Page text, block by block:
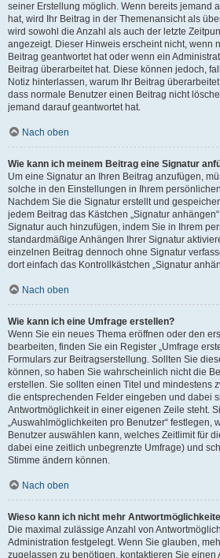
seiner Erstellung möglich. Wenn bereits jemand
hat, wird Ihr Beitrag in der Themenansicht als
wird sowohl die Anzahl als auch der letzte
angezeigt. Dieser Hinweis erscheint nicht, wenn
Beitrag geantwortet hat oder wenn ein
Beitrag überarbeitet hat. Diese können jedoch,
Notiz hinterlassen, warum Ihr Beitrag
dass normale Benutzer einen Beitrag nicht
jemand darauf geantwortet hat.
Nach oben
Wie kann ich meinem Beitrag eine Signatur
Um eine Signatur an Ihren Beitrag anzufügen,
solche in den Einstellungen in Ihrem
Nachdem Sie die Signatur erstellt und
jedem Beitrag das Kästchen „Signatur
Signatur auch hinzufügen, indem Sie in Ihrem
standardmäßige Anhängen Ihrer Signatur
einzelnen Beitrag dennoch ohne Signatur
dort einfach das Kontrollkästchen „Signatur
Nach oben
Wie kann ich eine Umfrage erstellen?
Wenn Sie ein neues Thema eröffnen oder den
bearbeiten, finden Sie ein Register „Umfrage
Formulars zur Beitragserstellung. Sollten Sie
können, so haben Sie wahrscheinlich nicht die
erstellen. Sie sollten einen Titel und mindestens
die entsprechenden Felder eingeben und dabei
Antwortmöglichkeit in einer eigenen Zeile steht.
„Auswahlmöglichkeiten pro Benutzer“ festlegen,
Benutzer auswählen kann, welches Zeitlimit für
dabei eine zeitlich unbegrenzte Umfrage) und
Stimme ändern können.
Nach oben
Wieso kann ich nicht mehr
Die maximal zulässige Anzahl von
Administration festgelegt. Wenn Sie glauben,
zugelassen zu benötigen, kontaktieren Sie einen